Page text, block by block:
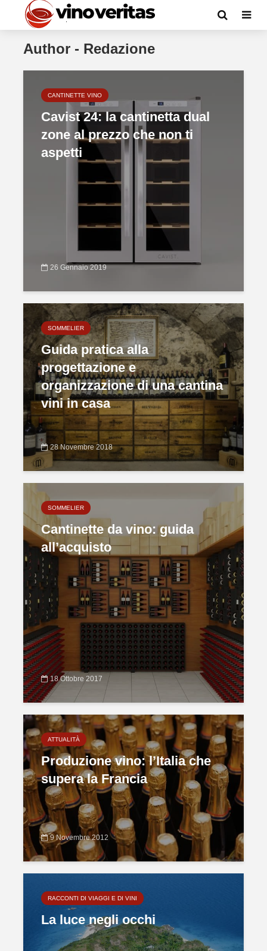
Author - Redazione
CANTINETTE VINO
Cavist 24: la cantinetta dual
zone al prezzo che non ti
aspetti
26 Gennaio 2019
SOMMELIER
Guida pratica alla
progettazione e
organizzazione di una cantina
vini in casa
28 Novembre 2018
SOMMELIER
Cantinette da vino: guida
all’acquisto
18 Ottobre 2017
ATTUALITÀ
Produzione vino: l’Italia che
supera la Francia
9 Novembre 2012
RACCONTI DI VIAGGI E DI VINI
La luce negli occhi